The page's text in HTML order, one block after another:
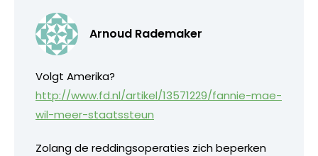
Arnoud Rademaker
Volgt Amerika?
http://www.fd.nl/artikel/13571229/fannie-mae-
wil-meer-staatssteun
Zolang de reddingsoperaties zich beperken